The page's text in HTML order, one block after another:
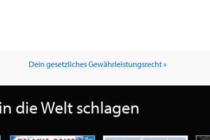
Dein gesetzliches Gewährleistungsrecht »
die Welt schlagen